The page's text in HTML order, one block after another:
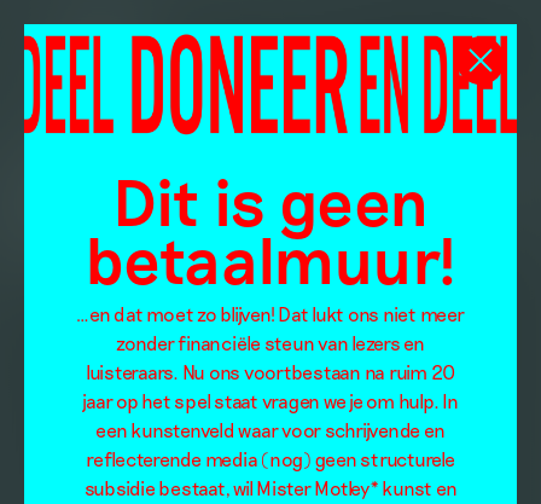
Dit is geen
betaalmuur!
…en dat moet zo blijven! Dat lukt ons niet meer
zonder financiële steun van lezers en
luisteraars. Nu ons voortbestaan na ruim 20
jaar op het spel staat vragen we je om hulp. In
een kunstenveld waar voor schrijvende en
reflecterende media (nog) geen structurele
subsidie bestaat, wil Mister Motley* kunst en